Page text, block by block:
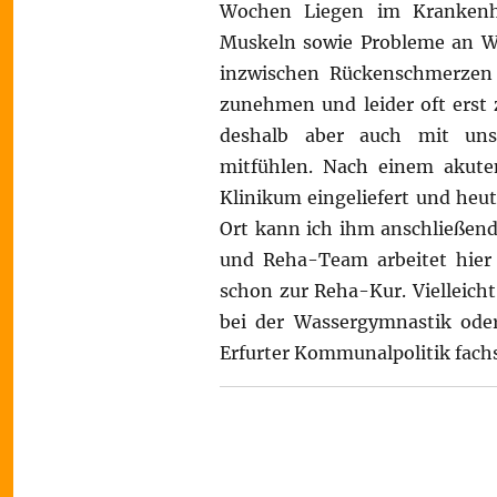
Wochen Liegen im
Muskeln sowie Probleme an
inzwischen
zunehmen und leider oft
deshalb aber auch mit
mitfühlen. Nach einem
Klinikum eingeliefert und
Ort kann ich ihm
und Reha-Team arbeitet
schon zur Reha-Kur.
bei der Wassergymnastik
Erfurter Kommunalpolitik